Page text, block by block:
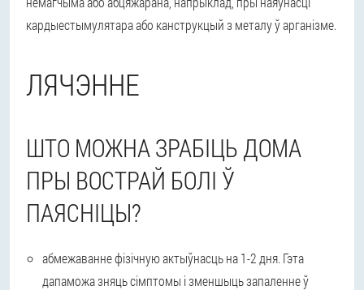
кардыестымулятара або канструкцый з металу ў арганізме.
ЛЯЧЭННЕ
ШТО МОЖНА ЗРАБІЦЬ ДОМА
ПРЫ ВОСТРАЙ БОЛІ Ў
ПАЯСНІЦЫ?
абмежаванне фізічную актыўнасць на 1-2 дня. Гэта
дапаможа зняць сімптомы і зменшыць запаленне ў